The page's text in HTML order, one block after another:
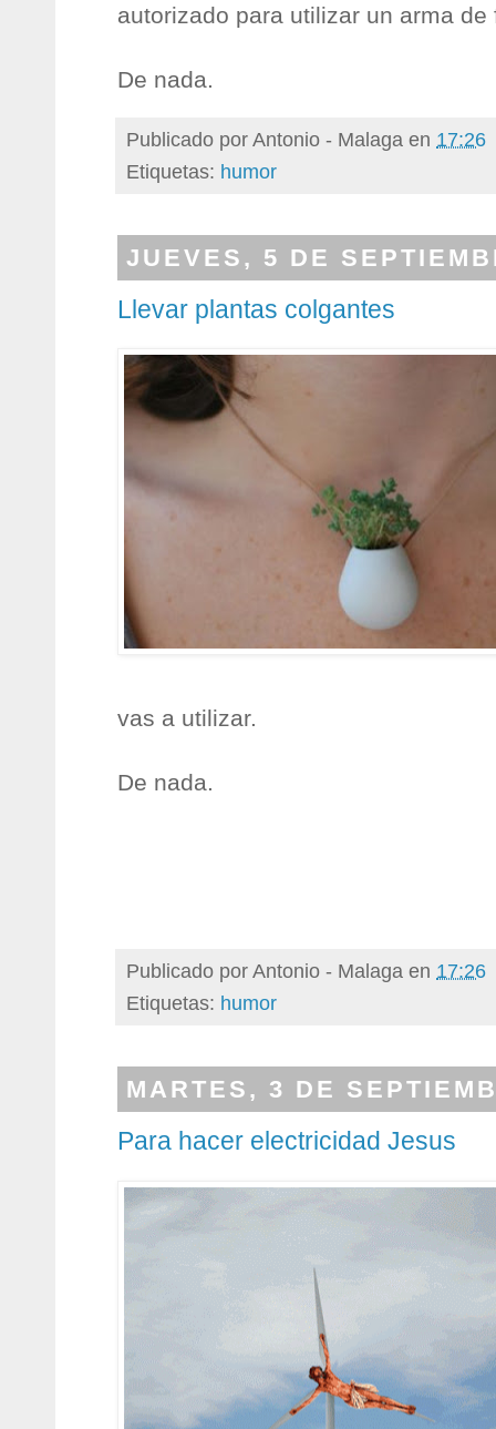
autorizado para utilizar un arma de
De nada.
Publicado porAntonio - Malaga en 17:26
Etiquetas: humor
JUEVES, 5 DE
Llevar plantas colgantes
vas a utilizar.
De nada.
Publicado porAntonio - Malaga en 17:26
Etiquetas: humor
MARTES, 3 DE
Para hacer electricidad Jesus